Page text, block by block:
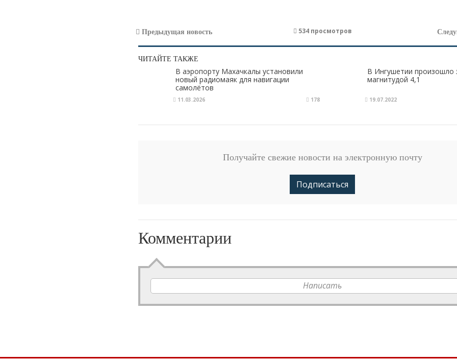
Предыдущая новость 534 просмотров
ЧИТАЙТЕ ТАКЖЕ
В аэропорту Махачкалы установили
новый радиомаяк для навигации
самолётов
11.03.2026 178
В​ Ингушетии произошло
магнитудой 4,1
19.07.2022
Получайте свежие новости на электронную почту
Подписаться
Комментарии
Написать